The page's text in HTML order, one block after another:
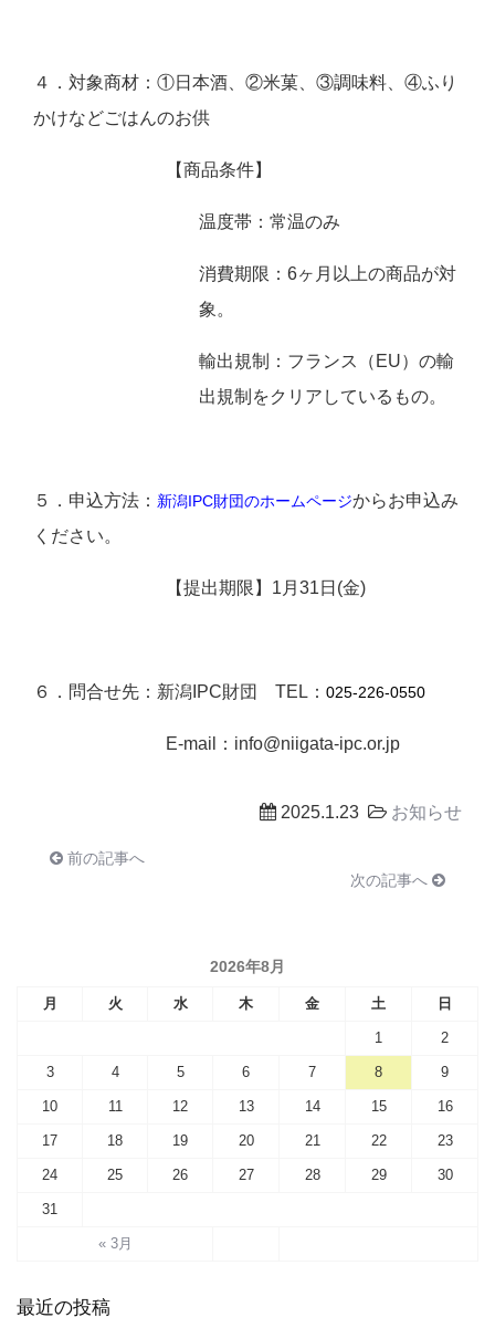
４．対象商材：①日本酒、②米菓、③調味料、④ふり
かけなどごはんのお供
【商品条件】
温度帯：常温のみ
消費期限：6ヶ月以上の商品が対
象。
輸出規制：フランス（EU）の輸
出規制をクリアしているもの。
５．申込方法： 新潟IPC財団のホームページからお申込み
ください。
【提出期限】1月31日(金)
６．問合せ先：新潟IPC財団 TEL： 025-226-0550
E-mail：info@niigata-ipc.or.jp
2025.1.23 お知らせ
前の記事へ
次の記事へ
2026年8月
月 火 水 木 金 土 日
« 3月
1 2
3 4 5 6 7 8 9
10 11 12 13 14 15 16
17 18 19 20 21 22 23
24 25 26 27 28 29 30
31
最近の投稿